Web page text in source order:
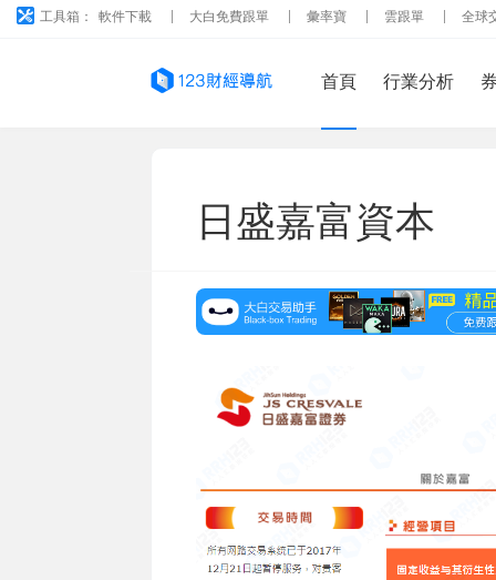
工具箱： 軟件下載 大白免費跟單 彙率寶 雲跟單 全球
首頁 行業分析
日盛嘉富資本